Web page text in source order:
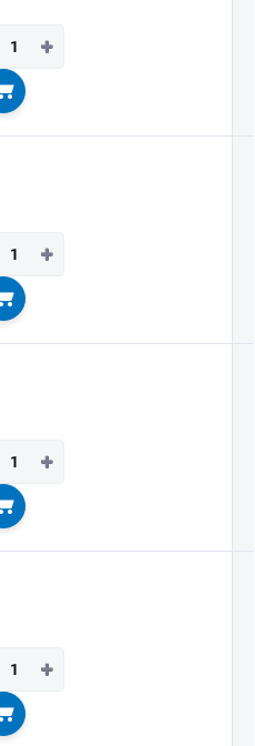
+
Do košíka
+
Do košíka
+
Do košíka
+
Do košíka